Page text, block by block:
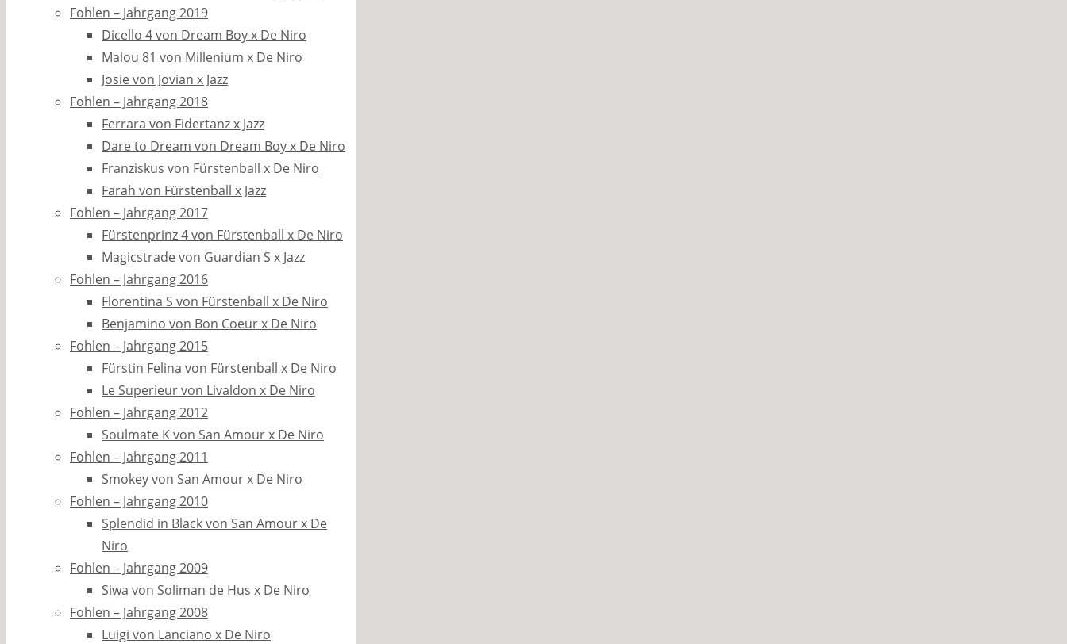
Fohlen – Jahrgang 2019
Dicello 4 von Dream Boy x De Niro
Malou 81 von Millenium x De Niro
Josie von Jovian x Jazz
Fohlen – Jahrgang 2018
Ferrara von Fidertanz x Jazz
Dare to Dream von Dream Boy x De Niro
Franziskus von Fürstenball x De Niro
Farah von Fürstenball x Jazz
Fohlen – Jahrgang 2017
Fürstenprinz 4 von Fürstenball x De Niro
Magicstrade von Guardian S x Jazz
Fohlen – Jahrgang 2016
Florentina S von Fürstenball x De Niro
Benjamino von Bon Coeur x De Niro
Fohlen – Jahrgang 2015
Fürstin Felina von Fürstenball x De Niro
Le Superieur von Livaldon x De Niro
Fohlen – Jahrgang 2012
Soulmate K von San Amour x De Niro
Fohlen – Jahrgang 2011
Smokey von San Amour x De Niro
Fohlen – Jahrgang 2010
Splendid in Black von San Amour x De
Niro
Fohlen – Jahrgang 2009
Siwa von Soliman de Hus x De Niro
Fohlen – Jahrgang 2008
Luigi von Lanciano x De Niro